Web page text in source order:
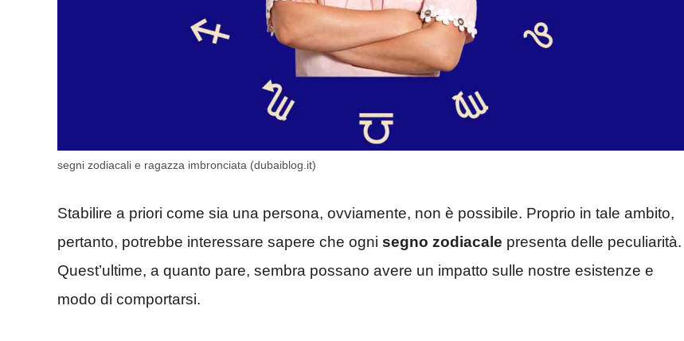
segni zodiacali e ragazza imbronciata (dubaiblog.it)
Stabilire a priori come sia una persona, ovviamente, non è possibile. Proprio in tale ambito,
pertanto, potrebbe interessare sapere che ogni segno zodiacale presenta delle peculiarità.
Quest’ultime, a quanto pare, sembra possano avere un impatto sulle nostre esistenze e
modo di comportarsi.